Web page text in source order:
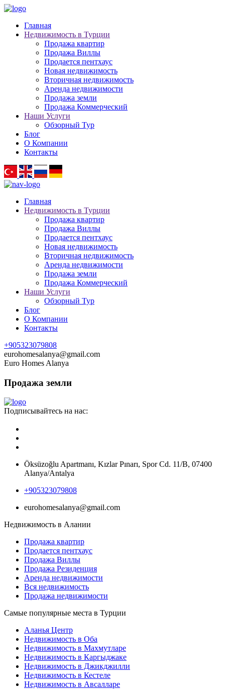
Главная
Недвижимость в Турции
Продажа квартир
Продажа Виллы
Продается пентхаус
Новая недвижимость
Вторичная недвижимость
Аренда недвижимости
Продажа земли
Продажа Коммерческий
Наши Услуги
Обзорный Тур
Блог
О Компании
Контакты
Главная
Недвижимость в Турции
Продажа квартир
Продажа Виллы
Продается пентхаус
Новая недвижимость
Вторичная недвижимость
Аренда недвижимости
Продажа земли
Продажа Коммерческий
Наши Услуги
Обзорный Тур
Блог
О Компании
Контакты
+905323079808
eurohomesalanya@gmail.com
Euro Homes Alanya
Продажа земли
Подписывайтесь на нас:
Öksüzoğlu Apartmanı, Kızlar Pınarı, Spor Cd. 11/B, 07400
Alanya/Antalya
+905323079808
eurohomesalanya@gmail.com
Недвижимость в Алании
Продажа квартир
Продается пентхаус
Продажа Виллы
Продажа Резиденция
Аренда недвижимости
Вся недвижимость
Продажа недвижимости
Самые популярные места в Турции
Аланья Центр
Недвижимость в Оба
Недвижимость в Махмутларе
Недвижимость в Каргыджаке
Недвижимость в Джикджилли
Недвижимость в Кестеле
Недвижимость в Авсалларе